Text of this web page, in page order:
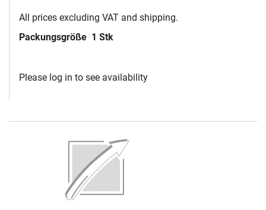
All prices excluding VAT and shipping.
Packungsgröße 1 Stk
Please log in to see availability